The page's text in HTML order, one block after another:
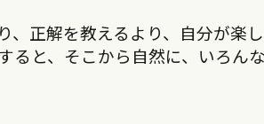
、正解を教えるより、自分が楽
と、そこから自然に、いろん